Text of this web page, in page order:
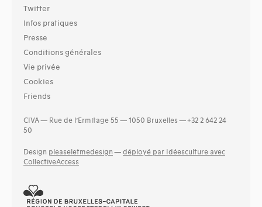
Twitter
Infos pratiques
Presse
Conditions générales
Vie privée
Cookies
Friends
CIVA — Rue de l’Ermitage 55 — 1050 Bruxelles — +32 2 642 24
50
Design pleaseletmedesign — déployé par Idéesculture avec
CollectiveAccess